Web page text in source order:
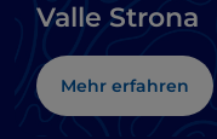
Valle Strona
Mehr erfahren